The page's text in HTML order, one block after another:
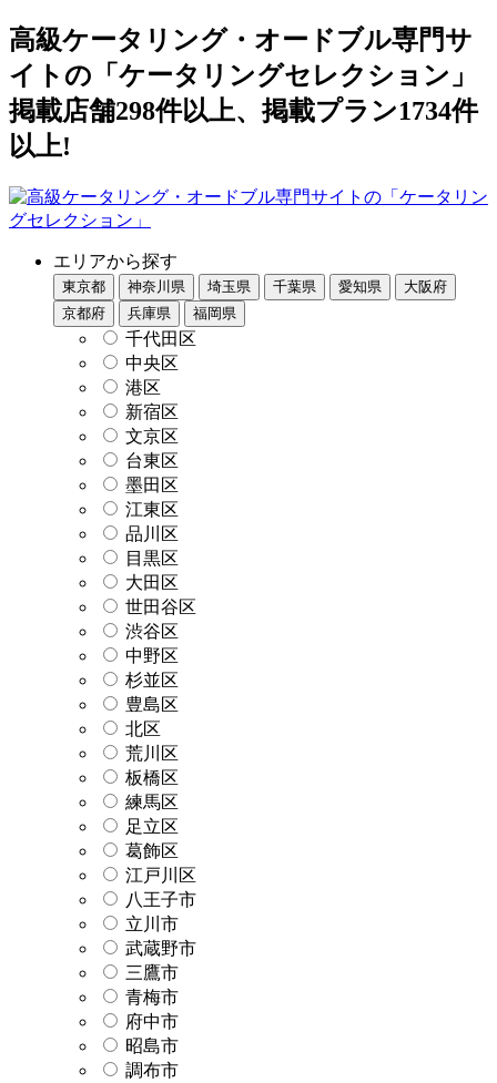
高級ケータリング・オードブル専門サ
イトの「ケータリングセレクション」
掲載店舗298件以上、掲載プラン1734件
以上!
エリアから探す
東京都 神奈川県 埼玉県 千葉県 愛知県
大阪府
京都府
兵庫県 福岡県
千代田区
中央区
港区
新宿区
文京区
台東区
墨田区
江東区
品川区
目黒区
大田区
世田谷区
渋谷区
中野区
杉並区
豊島区
北区
荒川区
板橋区
練馬区
足立区
葛飾区
江戸川区
八王子市
立川市
武蔵野市
三鷹市
青梅市
府中市
昭島市
調布市